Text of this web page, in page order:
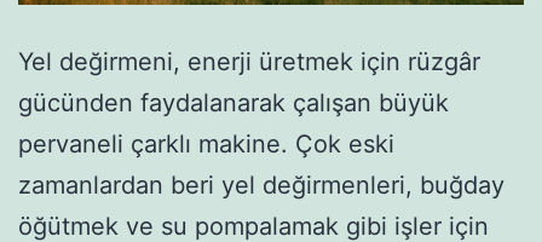
Yel değirmeni, enerji üretmek için rüzgâr
gücünden faydalanarak çalışan büyük
pervaneli çarklı makine. Çok eski
zamanlardan beri yel değirmenleri, buğday
öğütmek ve su pompalamak gibi işler için